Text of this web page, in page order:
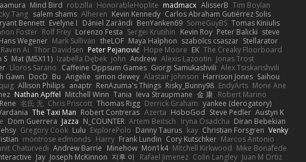
Mind Bird robzilla HonorableHoplite madmacx AlisserB Tim Boylan
Tang salem shams Alheren Kevin Kennedy Carlos Abraham Gutiérrez Solis
Bennett Evelyne I Dániel Zarándi BenYanken69 SomeGuyBS Tomas Kiniulis
Foster Rolf Frey Lorenzo Festa Sergei Krutihin Kevin Roy Peter Balicki steve
Wegener Mark Sullivan theLOF Maya Halphon szabolcs csaszar Stellarator
Raven Ai Thor Davidsen Peter Pejanović Hope Moore EK The Creaky Floorboard
S Mat (M5X11) Izabella Dębek john Andrew Alexis Lazootin Jonas Trost
Lloros Sarano Caffeine Oppsum Games Giorgi Samukashvili Alex Tsiskarishvili
Gawn DocD Bu Angelie simon dewey Alastair Johnson Harrison Jones Saihou
quig Allison Philips anaptr RenAzuma's Things Risky_Bunny98 EndyArts Mone Ane
Nathan Apffel Mitchell Winn Tania Ieva Straupmane 金 康 Robert Marino
Rene 名氏 无 Chris Priscott Thomas Rigg Derrick Graham yankee (derogatory)
The Taxi Man Robert Contreras Azerta HoboGod Steve Pedler Austyn K
Dom Guerrera Jazza N_COUNTER Artem Beitsch Iryna Osadcha Diran Bebekian
Gregory Cook Lulu ExplorePolo Danny Taurus kay Christian Forsgren Venky
montrose edmonds Harry Frank Lundin Cory Kutschker Marcos Antonio
Chaturvedi Andrew Barrie Minehow Mon1k4 Mitchell Kirkwood Mike Bonafede
Jay Joseph McKinnon 지후 이 Rafael Jimenez Colin Langley Juan M Ortiz